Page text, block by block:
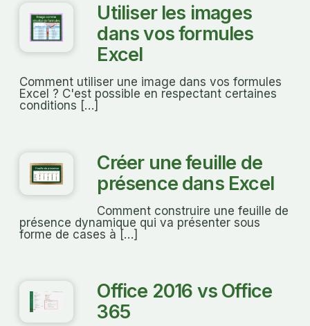
Utiliser les images
dans vos formules
Excel
Comment utiliser une image dans vos formules
Excel ? C'est possible en respectant certaines
conditions […]
Créer une feuille de
présence dans Excel
Comment construire une feuille de
présence dynamique qui va présenter sous
forme de cases à […]
Office 2016 vs Office
365